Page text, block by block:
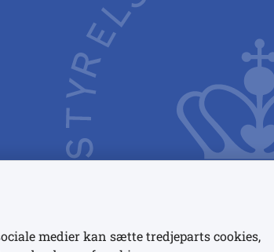
medier kan sætte tredjeparts cookies,